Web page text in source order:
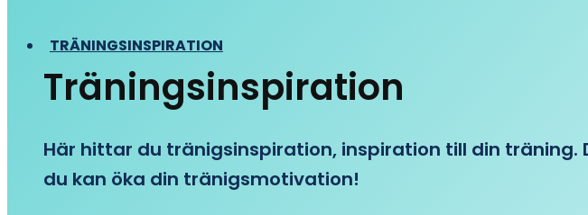
TRÄNINGSINSPIRATION
Träningsinspiration
Här hittar du tränigsinspiration, inspiration till din
du kan öka din tränigsmotivation!